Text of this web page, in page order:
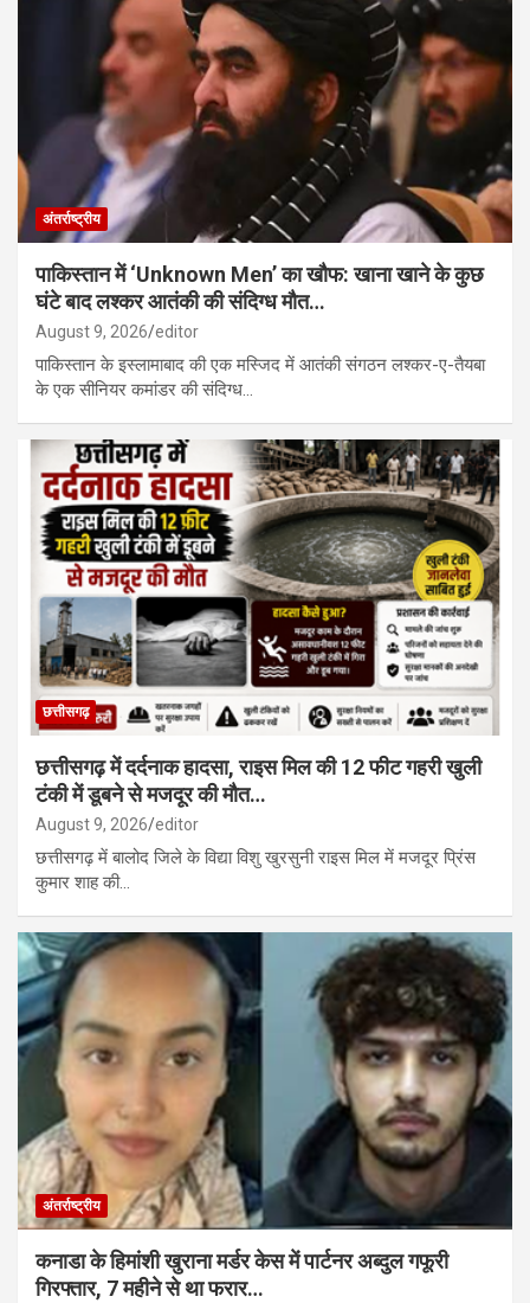
अंतर्राष्ट्रीय
पाकिस्तान में ‘Unknown Men’ का खौफ: खाना खाने के कुछ
घंटे बाद लश्कर आतंकी की संदिग्ध मौत…
August 9, 2026 editor
पाकिस्तान के इस्लामाबाद की एक मस्जिद में आतंकी संगठन लश्कर-ए-तैयबा
के एक सीनियर कमांडर की संदिग्ध…
छत्तीसगढ़
छत्तीसगढ़ में दर्दनाक हादसा, राइस मिल की 12 फीट गहरी खुली
टंकी में डूबने से मजदूर की मौत…
August 9, 2026 editor
छत्तीसगढ़ में बालोद जिले के विद्या विशु खुरसुनी राइस मिल में मजदूर प्रिंस
कुमार शाह की…
अंतर्राष्ट्रीय
कनाडा के हिमांशी खुराना मर्डर केस में पार्टनर अब्दुल गफूरी
गिरफ्तार, 7 महीने से था फरार…